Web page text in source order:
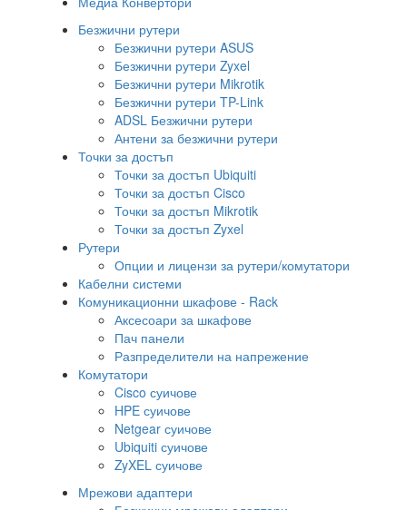
Безжични рутери
Безжични рутери ASUS
Безжични рутери Zyxel
Безжични рутери Mikrotik
Безжични рутери TP-Link
ADSL Безжични рутери
Антени за безжични рутери
Точки за достъп
Точки за достъп Ubiquiti
Точки за достъп Cisco
Точки за достъп Mikrotik
Точки за достъп Zyxel
Рутери
Опции и лицензи за рутери/комутатори
Кабелни системи
Комуникационни шкафове - Rack
Аксесоари за шкафове
Пач панели
Разпределители на напрежение
Комутатори
Cisco суичове
HPE суичове
Netgear суичове
Ubiquiti суичове
ZyXEL суичове
Мрежови адаптери